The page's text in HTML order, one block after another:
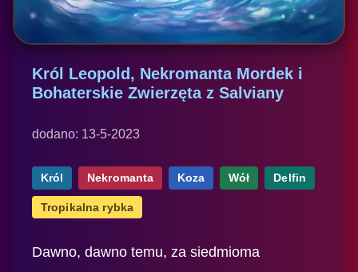
Król Leopold, Nekromanta Mordek i
Bohaterskie Zwierzęta z Salviany
dodano: 13-5-2023
Król Nekromanta Koza Wół Delfin
Tropikalna rybka
Dawno, dawno temu, za siedmioma